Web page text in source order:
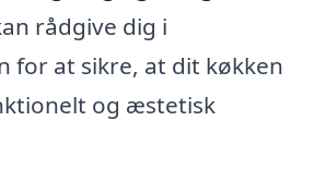
rådgive dig i
for at sikre, at dit køkken
og æstetisk